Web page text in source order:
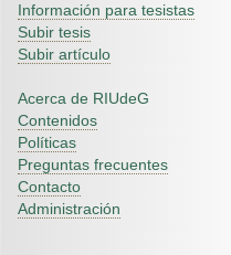
Información para tesistas
Subir tesis
Subir artículo
Acerca de RIUdeG
Contenidos
Políticas
Preguntas frecuentes
Contacto
Administración